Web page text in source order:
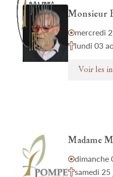
Monsieur
mercredi
lundi 03
Voir les
Madame
dimanche
samedi